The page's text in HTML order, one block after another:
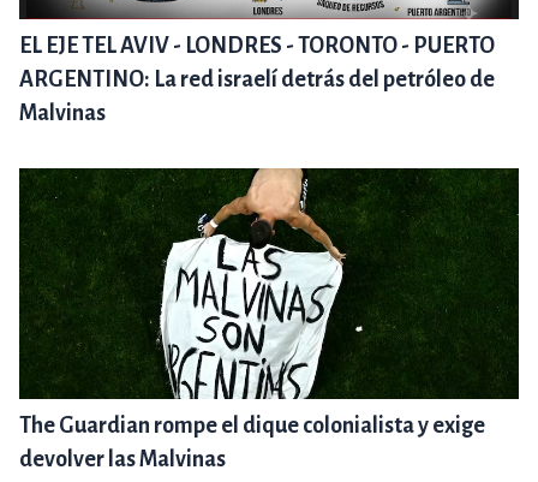
EL EJE TEL AVIV - LONDRES - TORONTO - PUERTO
ARGENTINO: La red israelí detrás del petróleo de
Malvinas
The Guardian rompe el dique colonialista y exige
devolver las Malvinas